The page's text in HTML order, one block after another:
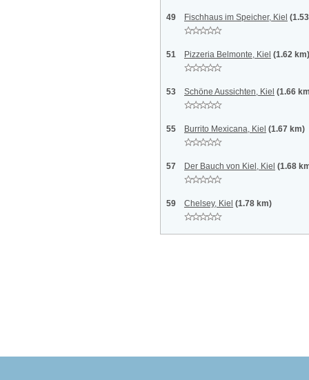
49 Fischhaus im Speicher, Kiel
51 Pizzeria Belmonte, Kiel (1.62 km)
53 Schöne Aussichten, Kiel (1.66
55 Burrito Mexicana, Kiel (1.67 km)
57 Der Bauch von Kiel, Kiel (1.68
59 Chelsey, Kiel (1.78 km)